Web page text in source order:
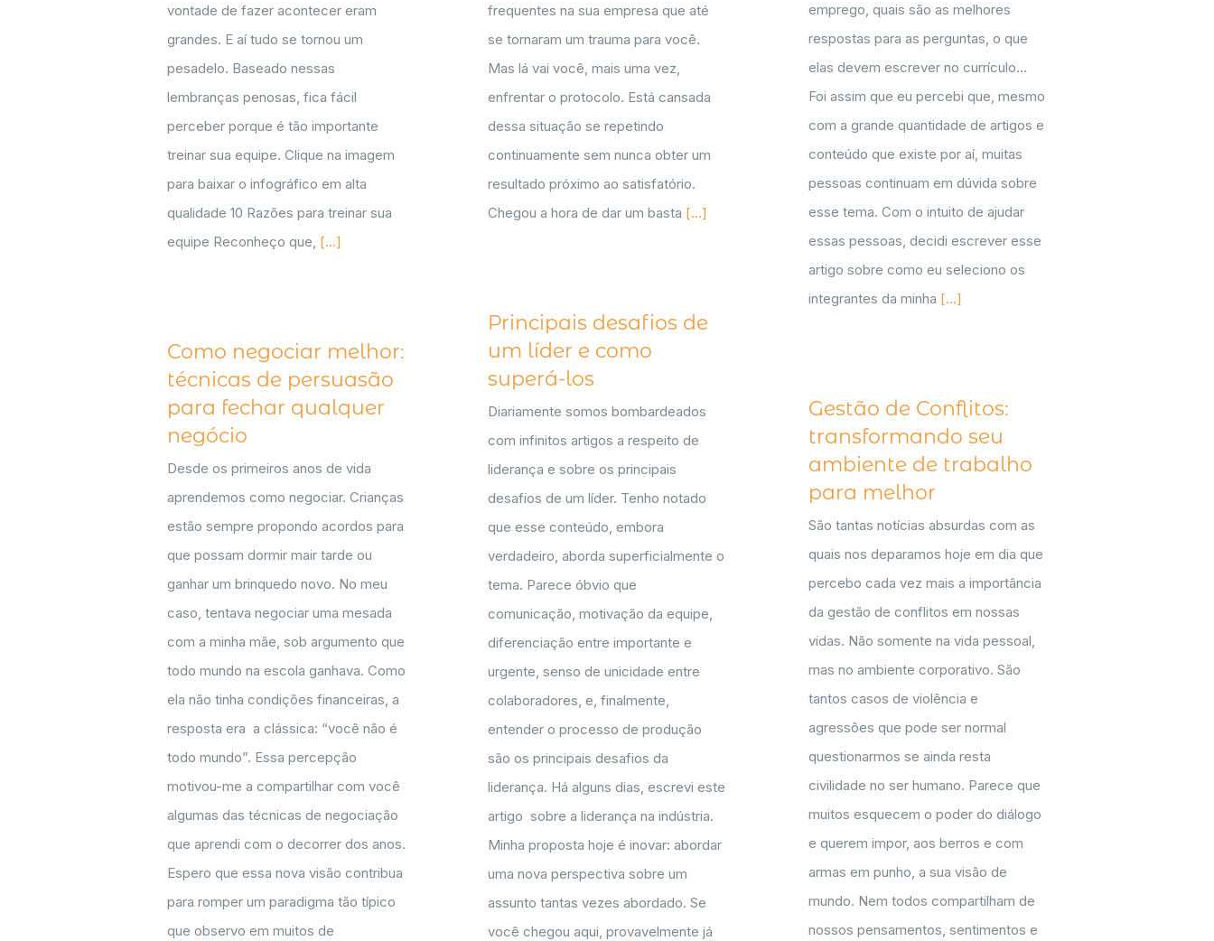
vontade de fazer acontecer eram
grandes. E aí tudo se tornou um
pesadelo. Baseado nessas
lembranças penosas, fica fácil
perceber porque é tão importante
treinar sua equipe. Clique na imagem
para baixar o infográfico em alta
qualidade 10 Razões para treinar sua
equipe Reconheço que, [...]
frequentes na sua empresa que até
se tornaram um trauma para você.
Mas lá vai você, mais uma vez,
enfrentar o protocolo. Está cansada
dessa situação se repetindo
continuamente sem nunca obter um
resultado próximo ao satisfatório.
Chegou a hora de dar um basta [...]
emprego, quais são as melhores
respostas para as perguntas, o que
elas devem escrever no currículo...
Foi assim que eu percebi que, mesmo
com a grande quantidade de artigos e
conteúdo que existe por aí, muitas
pessoas continuam em dúvida sobre
esse tema. Com o intuito de ajudar
essas pessoas, decidi escrever esse
artigo sobre como eu seleciono os
integrantes da minha [...]
Principais desafios de
um líder e como
superá-los
Diariamente somos bombardeados
com infinitos artigos a respeito de
liderança e sobre os principais
desafios de um líder. Tenho notado
que esse conteúdo, embora
verdadeiro, aborda superficialmente o
tema. Parece óbvio que
comunicação, motivação da equipe,
diferenciação entre importante e
urgente, senso de unicidade entre
colaboradores, e, finalmente,
entender o processo de produção
são os principais desafios da
liderança. Há alguns dias, escrevi este
artigo sobre a liderança na indústria.
Minha proposta hoje é inovar: abordar
uma nova perspectiva sobre um
assunto tantas vezes abordado. Se
você chegou aqui, provavelmente já
Como negociar melhor:
técnicas de persuasão
para fechar qualquer
negócio
Desde os primeiros anos de vida
aprendemos como negociar. Crianças
estão sempre propondo acordos para
que possam dormir mair tarde ou
ganhar um brinquedo novo. No meu
caso, tentava negociar uma mesada
com a minha mãe, sob argumento que
todo mundo na escola ganhava. Como
ela não tinha condições financeiras, a
resposta era a clássica: “você não é
todo mundo”. Essa percepção
motivou-me a compartilhar com você
algumas das técnicas de negociação
que aprendi com o decorrer dos anos.
Espero que essa nova visão contribua
para romper um paradigma tão típico
que observo em muitos de
Gestão de Conflitos:
transformando seu
ambiente de trabalho
para melhor
São tantas notícias absurdas com as
quais nos deparamos hoje em dia que
percebo cada vez mais a importância
da gestão de conflitos em nossas
vidas. Não somente na vida pessoal,
mas no ambiente corporativo. São
tantos casos de violência e
agressões que pode ser normal
questionarmos se ainda resta
civilidade no ser humano. Parece que
muitos esquecem o poder do diálogo
e querem impor, aos berros e com
armas em punho, a sua visão de
mundo. Nem todos compartilham de
nossos pensamentos, sentimentos e